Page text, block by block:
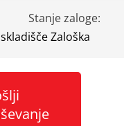
Stanje zaloge:
skladišče Zaloška